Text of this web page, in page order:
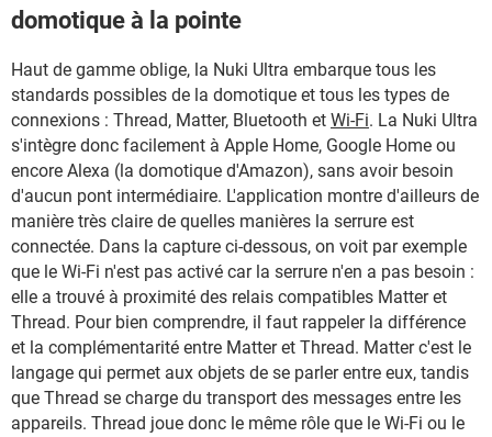
domotique à la pointe
Haut de gamme oblige, la Nuki Ultra embarque tous les
standards possibles de la domotique et tous les types de
connexions : Thread, Matter, Bluetooth et Wi-Fi. La Nuki Ultra
s'intègre donc facilement à Apple Home, Google Home ou
encore Alexa (la domotique d'Amazon), sans avoir besoin
d'aucun pont intermédiaire. L'application montre d'ailleurs de
manière très claire de quelles manières la serrure est
connectée. Dans la capture ci-dessous, on voit par exemple
que le Wi-Fi n'est pas activé car la serrure n'en a pas besoin :
elle a trouvé à proximité des relais compatibles Matter et
Thread. Pour bien comprendre, il faut rappeler la différence
et la complémentarité entre Matter et Thread. Matter c'est le
langage qui permet aux objets de se parler entre eux, tandis
que Thread se charge du transport des messages entre les
appareils. Thread joue donc le même rôle que le Wi-Fi ou le